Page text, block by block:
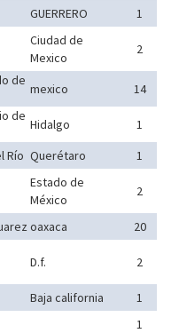
GUERRERO
1
Ciudad de
Mexico
2
de
mexico
14
de
Hidalgo
1
Río Querétaro
1
Estado de
México
2
oaxaca
20
D.f.
2
Baja california
1
1